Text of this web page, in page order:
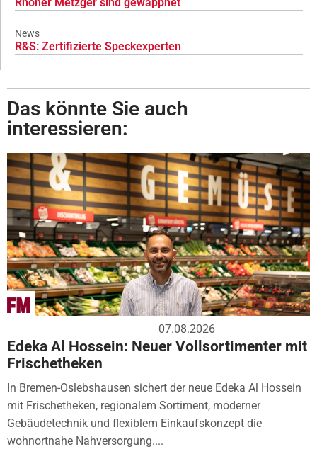
Rhöner Metzger sind gewappnet
News
R&S: Zertifizierte Speckexperten
Das könnte Sie auch
interessieren:
07.08.2026
Edeka Al Hossein: Neuer Vollsortimenter mit
Frischetheken
In Bremen-Oslebshausen sichert der neue Edeka Al Hossein
mit Frischetheken, regionalem Sortiment, moderner
Gebäudetechnik und flexiblem Einkaufskonzept die
wohnortnahe Nahversorgung....